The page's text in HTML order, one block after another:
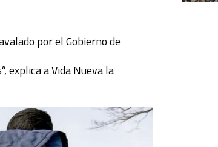
por el Gobierno de
explica a Vida Nueva la